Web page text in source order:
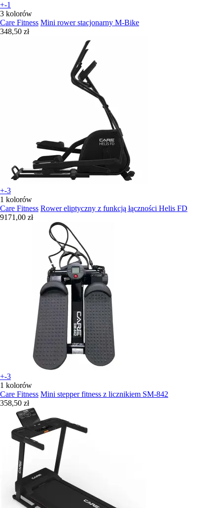
+-1
3 kolorów
Care Fitness Mini rower stacjonarny M-Bike
348,50 zł
+-3
1 kolorów
Care Fitness Rower eliptyczny z funkcją łączności Helis FD
9171,00 zł
+-3
1 kolorów
Care Fitness Mini stepper fitness z licznikiem SM-842
358,50 zł